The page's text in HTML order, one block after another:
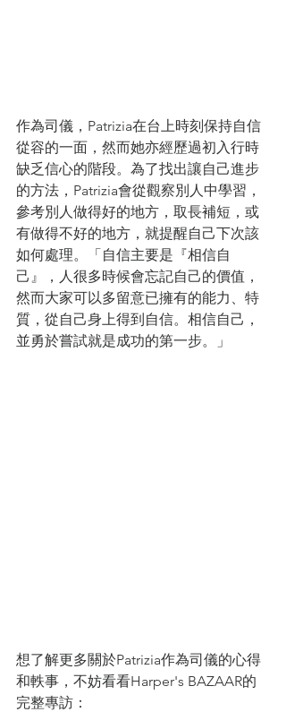
作為司儀，Patrizia在台上時刻保持自信
從容的一面，然而她亦經歷過初入行時
缺乏信心的階段。為了找出讓自己進步
的方法，Patrizia會從觀察別人中學習，
參考別人做得好的地方，取長補短，或
有做得不好的地方，就提醒自己下次該
如何處理。「自信主要是『相信自
己』，人很多時候會忘記自己的價值，
然而大家可以多留意已擁有的能力、特
質，從自己身上得到自信。相信自己，
並勇於嘗試就是成功的第一步。」
想了解更多關於Patrizia作為司儀的心得
和軼事，不妨看看Harper's BAZAAR的
完整專訪：